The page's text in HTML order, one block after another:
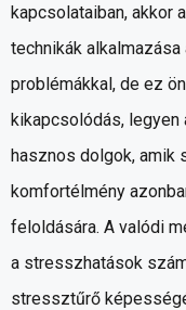
kapcsolataiban, akkor
technikák
problémákkal, de ez
kikapcsolódás, legyen
hasznos dolgok, amik
komfortélmény
feloldására. A valódi
a stresszhatások
stressztűrő